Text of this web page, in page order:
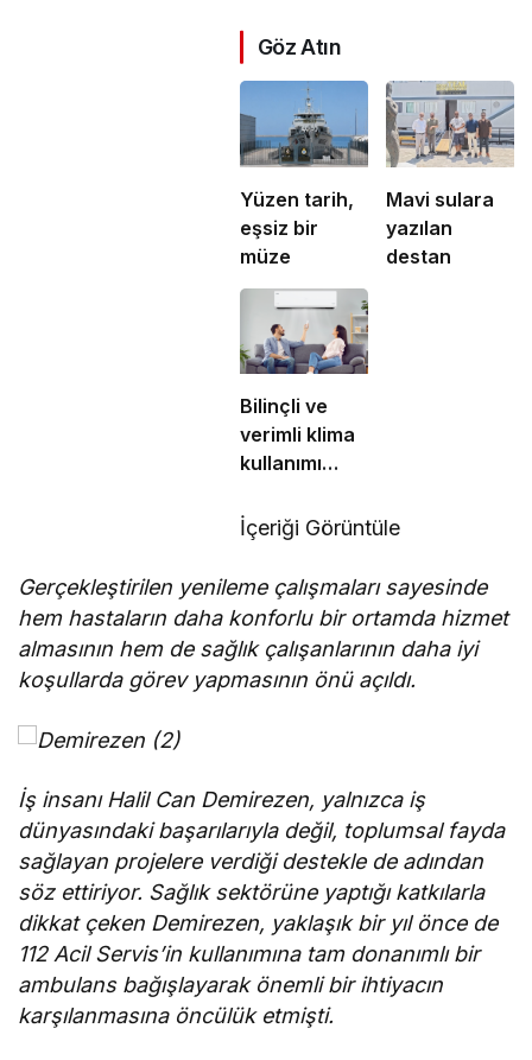
Göz Atın
Yüzen tarih,
eşsiz bir
müze
Mavi sulara
yazılan
destan
Bilinçli ve
verimli klima
kullanımı
tüketimini
azaltıyor
İçeriği Görüntüle
Gerçekleştirilen yenileme çalışmaları sayesinde
hem hastaların daha konforlu bir ortamda hizmet
almasının hem de sağlık çalışanlarının daha iyi
koşullarda görev yapmasının önü açıldı.
İş insanı Halil Can Demirezen, yalnızca iş
dünyasındaki başarılarıyla değil, toplumsal fayda
sağlayan projelere verdiği destekle de adından
söz ettiriyor. Sağlık sektörüne yaptığı katkılarla
dikkat çeken Demirezen, yaklaşık bir yıl önce de
112 Acil Servis’in kullanımına tam donanımlı bir
ambulans bağışlayarak önemli bir ihtiyacın
karşılanmasına öncülük etmişti.